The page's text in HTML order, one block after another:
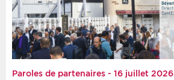
Paroles de partenaires - 16 juillet 2026